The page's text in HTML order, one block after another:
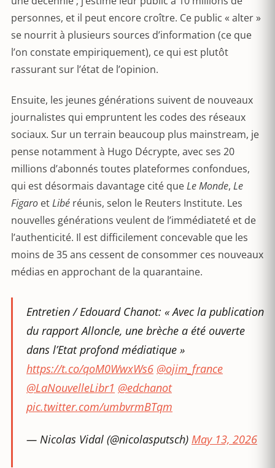
personnes, et il peut encore croître. Ce public « alter »
se nourrit à plusieurs sources d’information (ce que
l’on constate empiriquement), ce qui est plutôt
rassurant sur l’état de l’opinion.
Ensuite, les jeunes générations suivent de nouveaux
journalistes qui empruntent les codes des réseaux
sociaux. Sur un terrain beaucoup plus mainstream, je
pense notamment à Hugo Décrypte, avec ses 20
millions d’abonnés toutes plateformes confondues,
qui est désormais davantage cité queLe Monde, Le
Figaro etLibé réunis, selon le Reuters Institute. Les
nouvelles générations veulent de l’immédiateté et de
l’authenticité. Il est difficilement concevable que les
moins de 35 ans cessent de consommer ces nouveaux
médias en approchant de la quarantaine.
Entretien / Edouard Chanot: « Avec la publication
du rapport Alloncle, une brèche a été ouverte
dans l’Etat profond médiatique »
https://t.co/qoM0WwxWs6 @ojim_france
@LaNouvelleLibr1 @edchanot
pic.twitter.com/umbvrmBTqm
— Nicolas Vidal (@nicolasputsch) May 13, 2026